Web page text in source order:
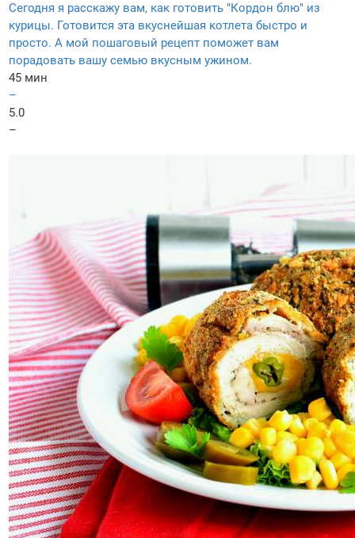
Сегодня я расскажу вам, как готовить "Кордон блю" из
курицы. Готовится эта вкуснейшая котлета быстро и
просто. А мой пошаговый рецепт поможет вам
порадовать вашу семью вкусным ужином.
45 мин
–
5.0
–